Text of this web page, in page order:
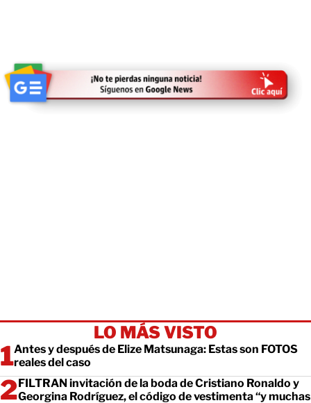
LO MÁS VISTO
Antes y después de Elize Matsunaga: Estas son FOTOS
reales del caso
FILTRAN invitación de la boda de Cristiano Ronaldo y
Georgina Rodríguez, el código de vestimenta “y muchas